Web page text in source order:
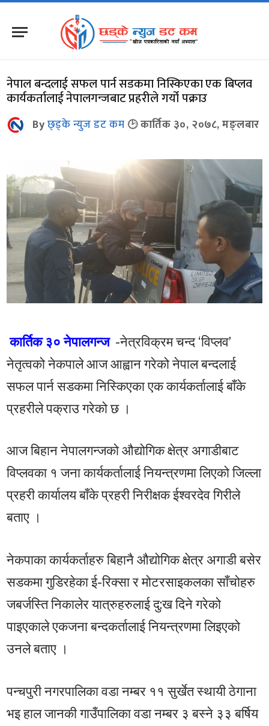
नेपाल बन्दलाई सफल पार्न सडकमा निस्किएका एक बिप्लव
कार्यकर्तालाई नेपालगन्जबाट प्रहरीले गर्यो पक्राउ
Byछ्ड्के न्युज डट कम कार्तिक ३०, २०७८, मङ्लबार
कार्तिक ३० नेपालगन्ज -नेत्रविक्रम चन्द ‘विप्लव’
नेतृत्वको नेकपाले आज आह्वान गरेको नेपाल बन्दलाई
सफल पार्न सडकमा निस्किएका एक कार्यकर्तालाई बाँके
प्रहरीले पक्राउ गरेको छ ।
आज बिहान नेपालगन्जको औद्योगिक क्षेत्र अगाडीबाट
विप्लवका १ जना कार्यकर्तालाई नियन्त्रणमा लिएको जिल्ला
प्रहरी कार्यालय बाँके प्रहरी निरीक्षक ईश्वरदेव गिरीले
बताए ।
नेकपाका कार्यकर्ताहरु बिहानै औद्योगिक क्षेत्र अगाडी बसेर
सडकमा गुडिरहेका ई-रिक्सा र मोटरसाइकलका साँचोहरु
जबर्जस्ति निकालेर यात्रुहरुलाई दु:ख दिने गरेको
पाइएकाले एकजना बन्दकर्तालाई नियन्त्रणमा लिइएको
उनले बताए ।
पन्चपुरी नगरपालिका वडा नम्बर ११ सुर्खेत स्थायी ठेगाना
भइ हाल जानकी गाउँपालिका वडा नम्बर ३ बस्ने ३३ बर्षिय